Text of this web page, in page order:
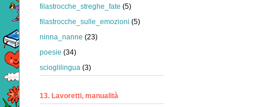
filastrocche_streghe_fate (5)
filastrocche_sulle_emozioni (5)
ninna_nanne (23)
poesie (34)
scioglilingua (3)
13. Lavoretti, manualità